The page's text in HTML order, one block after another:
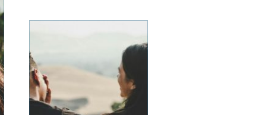
långvariga besvär. I
samlad, trygg och
lättillgänglig vård inom
rehab där fysioterap...